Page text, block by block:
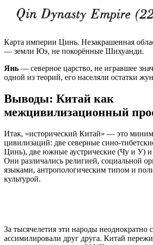
Карта империи Цинь. Незакрашенная
— земли Юэ, не покорённые Шихуанди.
Янь — северное царство, не игравшее
одной из теорий, его населяли остатки
Выводы: Китай как
межцивилизационный
Итак, «исторический Китай» — это
цивилизаций: две северные сино-
Цинь), две южные аустрические (Чу и У)
Они различались религией, социальной
языками, антропологическим типом и
культурой.
За тысячелетия эти народы неоднократно
ассимилировали друг друга. Китай